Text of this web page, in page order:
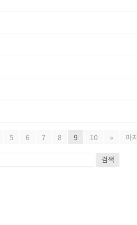
5 6 7 8 9 10 » 마
검색